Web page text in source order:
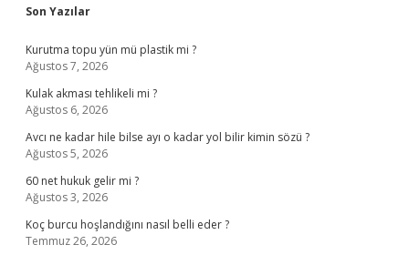
Sidebar
Son Yazılar
Kurutma topu yün mü plastik mi ?
Ağustos 7, 2026
Kulak akması tehlikeli mi ?
Ağustos 6, 2026
Avcı ne kadar hile bilse ayı o kadar yol bilir kimin sözü ?
Ağustos 5, 2026
60 net hukuk gelir mi ?
Ağustos 3, 2026
Koç burcu hoşlandığını nasıl belli eder ?
Temmuz 26, 2026